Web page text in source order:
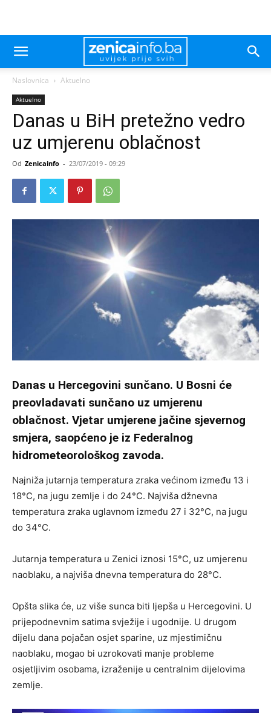
Naslovnica Aktuelno
Aktuelno
Danas u BiH pretežno vedro
uz umjerenu oblačnost
Od Zenicainfo - 23/07/2019 - 09:29
Danas u Hercegovini sunčano. U Bosni će
preovladavati sunčano uz umjerenu
oblačnost. Vjetar umjerene jačine sjevernog
smjera, saopćeno je iz Federalnog
hidrometeorološkog zavoda.
Najniža jutarnja temperatura zraka većinom između 13 i
18°C, na jugu zemlje i do 24°C. Najviša džnevna
temperatura zraka uglavnom između 27 i 32°C, na jugu
do 34°C.
Jutarnja temperatura u Zenici iznosi 15°C, uz umjerenu
naoblaku, a najviša dnevna temperatura do 28°C.
Opšta slika će, uz više sunca biti ljepša u Hercegovini. U
prijepodnevnim satima svježije i ugodnije. U drugom
dijelu dana pojačan osjet sparine, uz mjestimičnu
naoblaku, mogao bi uzrokovati manje probleme
osjetljivim osobama, izraženije u centralnim dijelovima
zemlje.